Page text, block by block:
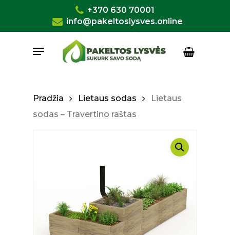
main
+370 630 70001
info@pakeltoslysves.online
Menu
Krepšelis
Cart
Pradžia Lietaus sodas
Lietaus
sodas – Travertino raštas